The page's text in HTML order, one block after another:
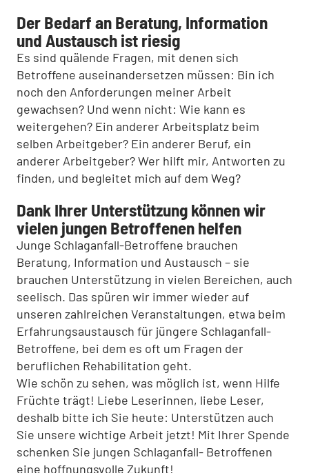
Der Bedarf an Beratung, Information
und Austausch ist riesig
Es sind quälende Fragen, mit denen sich
Betroffene auseinandersetzen müssen: Bin ich
noch den Anforderungen meiner Arbeit
gewachsen? Und wenn nicht: Wie kann es
weitergehen? Ein anderer Arbeitsplatz beim
selben Arbeitgeber? Ein anderer Beruf, ein
anderer Arbeitgeber? Wer hilft mir, Antworten zu
finden, und begleitet mich auf dem Weg?
Dank Ihrer Unterstützung können wir
vielen jungen Betroffenen helfen
Junge Schlaganfall-Betroffene brauchen
Beratung, Information und Austausch – sie
brauchen Unterstützung in vielen Bereichen, auch
seelisch. Das spüren wir immer wieder auf
unseren zahlreichen Veranstaltungen, etwa beim
Erfahrungsaustausch für jüngere Schlaganfall-
Betroffene, bei dem es oft um Fragen der
beruflichen Rehabilitation geht.
Wie schön zu sehen, was möglich ist, wenn Hilfe
Früchte trägt! Liebe Leserinnen, liebe Leser,
deshalb bitte ich Sie heute: Unterstützen auch
Sie unsere wichtige Arbeit jetzt! Mit Ihrer Spende
schenken Sie jungen Schlaganfall- Betroffenen
eine hoffnungsvolle Zukunft!